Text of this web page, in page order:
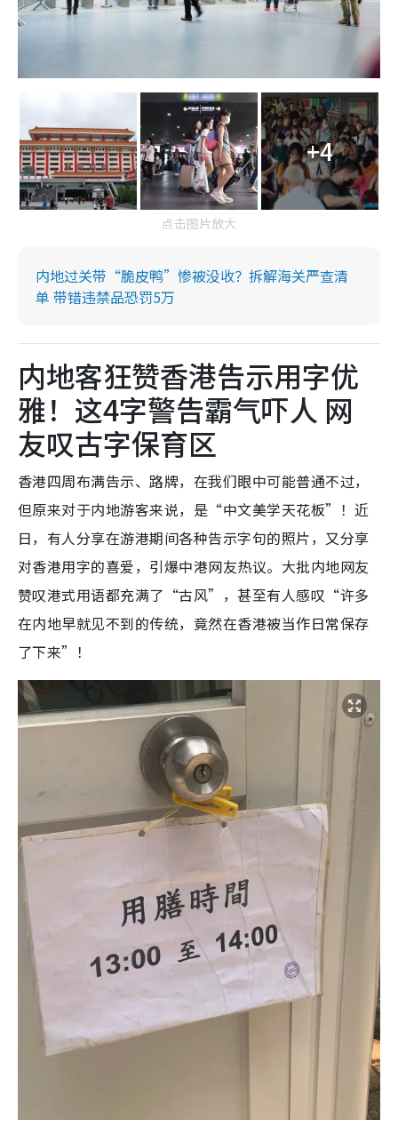
+4
点击图片放大
内地过关带“脆皮鸭”惨被没收？拆解海关严查清
单 带错违禁品恐罚5万
内地客狂赞香港告示用字优
雅！这4字警告霸气吓人 网
友叹古字保育区
香港四周布满告示、路牌，在我们眼中可能普通不过，
但原来对于内地游客来说，是“中文美学天花板”！近
日，有人分享在游港期间各种告示字句的照片，又分享
对香港用字的喜爱，引爆中港网友热议。大批内地网友
赞叹港式用语都充满了“古风”，甚至有人感叹“许多
在内地早就见不到的传统，竟然在香港被当作日常保存
了下来”！